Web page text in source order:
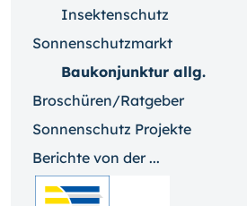
Insektenschutz
Sonnenschutzmarkt
Baukonjunktur allg.
Broschüren/Ratgeber
Sonnenschutz Projekte
Berichte von der ...